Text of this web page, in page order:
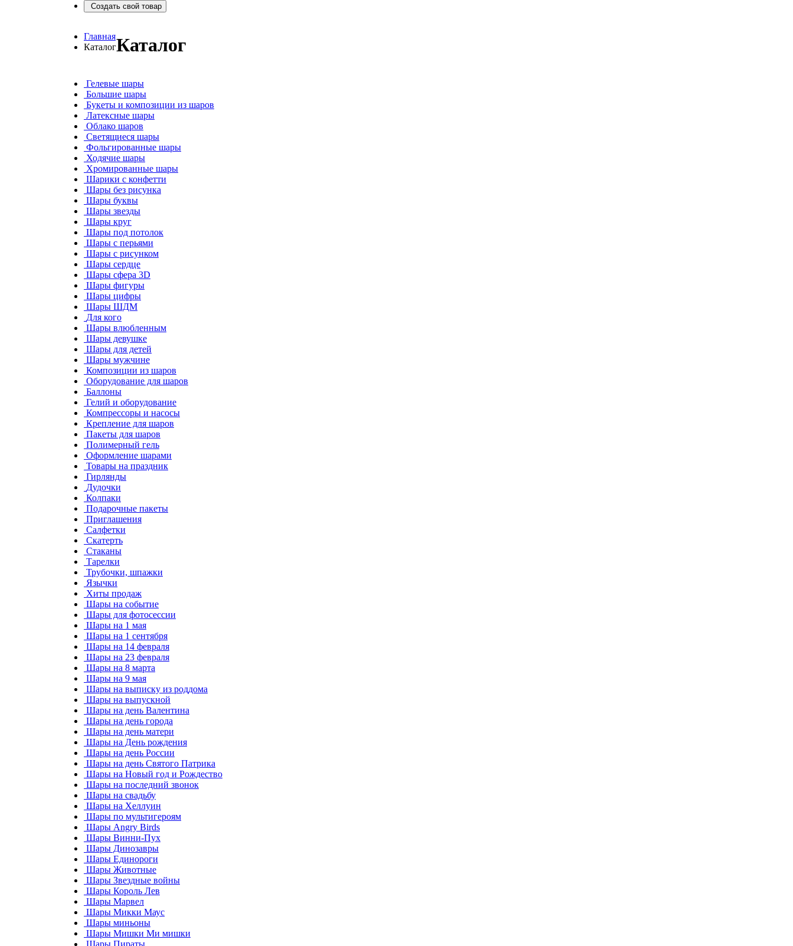
Создать свой товар
Главная
КаталогКаталог
Гелевые шары
Большие шары
Букеты и композиции из шаров
Латексные шары
Облако шаров
Светящиеся шары
Фольгированные шары
Ходячие шары
Хромированные шары
Шарики с конфетти
Шары без рисунка
Шары буквы
Шары звезды
Шары круг
Шары под потолок
Шары с перьями
Шары с рисунком
Шары сердце
Шары сфера 3D
Шары фигуры
Шары цифры
Шары ШДМ
Для кого
Шары влюбленным
Шары девушке
Шары для детей
Шары мужчине
Композиции из шаров
Оборудование для шаров
Баллоны
Гелий и оборудование
Компрессоры и насосы
Крепление для шаров
Пакеты для шаров
Полимерный гель
Оформление шарами
Товары на праздник
Гирлянды
Дудочки
Колпаки
Подарочные пакеты
Приглашения
Салфетки
Скатерть
Стаканы
Тарелки
Трубочки, шпажки
Язычки
Хиты продаж
Шары на событие
Шары для фотосессии
Шары на 1 мая
Шары на 1 сентября
Шары на 14 февраля
Шары на 23 февраля
Шары на 8 марта
Шары на 9 мая
Шары на выписку из роддома
Шары на выпускной
Шары на день Валентина
Шары на день города
Шары на день матери
Шары на День рождения
Шары на день России
Шары на день Святого Патрика
Шары на Новый год и Рождество
Шары на последний звонок
Шары на свадьбу
Шары на Хеллуин
Шары по мультигероям
Шары Angry Birds
Шары Винни-Пух
Шары Динозавры
Шары Единороги
Шары Животные
Шары Звездные войны
Шары Король Лев
Шары Марвел
Шары Микки Маус
Шары миньоны
Шары Мишки Ми мишки
Шары Пираты